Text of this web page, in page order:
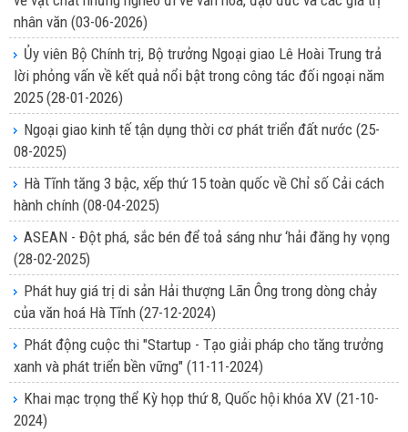
nhân văn (03-06-2026)
Ủy viên Bộ Chính trị, Bộ trưởng Ngoại giao Lê Hoài Trung trả
lời phỏng vấn về kết quả nổi bật trong công tác đối ngoại năm
2025 (28-01-2026)
Ngoại giao kinh tế tận dụng thời cơ phát triển đất nước (25-
08-2025)
Hà Tĩnh tăng 3 bậc, xếp thứ 15 toàn quốc về Chỉ số Cải cách
hành chính (08-04-2025)
ASEAN - Đột phá, sắc bén để toả sáng như ‘hải đăng hy vọng
(28-02-2025)
Phát huy giá trị di sản Hải thượng Lãn Ông trong dòng chảy
của văn hoá Hà Tĩnh (27-12-2024)
Phát động cuộc thi "Startup - Tạo giải pháp cho tăng trưởng
xanh và phát triển bền vững" (11-11-2024)
Khai mạc trọng thể Kỳ họp thứ 8, Quốc hội khóa XV (21-10-
2024)